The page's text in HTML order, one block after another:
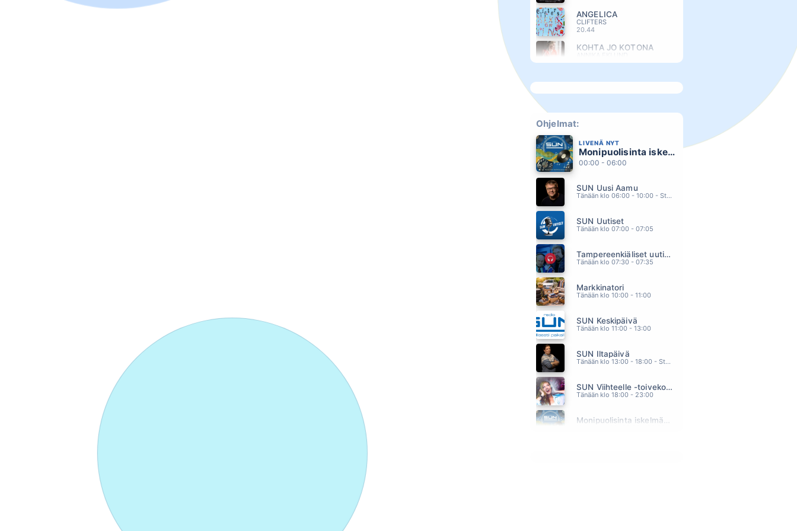
ANGELICA
CLIFTERS
20.44
KOHTA JO KOTONA
20.41
MISS YOU LIKE CRAZY
20.33
VIINII
ALIISA SYRJÄ
20.29
YOU RE A WOMAN
BAD BOYS BLUE
20.25
JUHA TAPIO & ANNA PUU
20.21
IN THE MOOD
20.18
LAURA VOUTILAINEN
20.14
ARJA KORISEVA
20.09
LAURA PAUSINI
20.05
J KARJALAINEN
20.00
SUVI TERÄSNISKA
19.55
DANNY
Ohjelmat:
LIVENÄ NYT
Monipuolisinta iskelmää ja parasta poppia
00:00 - 06:00
SUN Uusi Aamu
Tänään klo 06:00 - 10:00 - Studiossa: Kimmo Hoivassilta
SUN Uutiset
Tänään klo 07:00 - 07:05
Tampereenkiäliset uutiset
Tänään klo 07:30 - 07:35
Markkinatori
Tänään klo 10:00 - 11:00
SUN Keskipäivä
Tänään klo 11:00 - 13:00
SUN Iltapäivä
Tänään klo 13:00 - 18:00 - Studiossa: Kaisu Lämsä
SUN Viihteelle -toivekonsertti
Tänään klo 18:00 - 23:00
Monipuolisinta iskelmää ja parasta poppia